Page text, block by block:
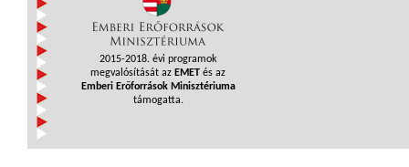
2015-2018. évi programok
megvalósítását az EMET és az
Emberi Erőforrások Minisztériuma
támogatta.